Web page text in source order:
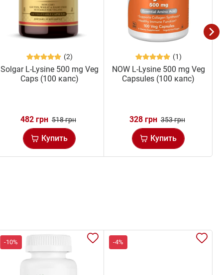
(2)
Solgar L-Lysine 500 mg Veg
Caps (100 капс)
482 грн 518 грн
Купить
(1)
NOW L-Lysine 500 mg Veg
Capsules (100 капс)
328 грн 353 грн
Купить
-10% -4%